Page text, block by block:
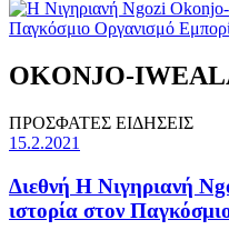
OKONJO-
ΠΡΟΣΦΑΤΕΣ ΕΙΔΗΣΕΙΣ
15.2.2021
Διεθνή Η Νιγηριανή
ιστορία στον